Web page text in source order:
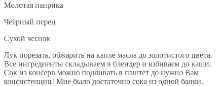
Молотая паприка
Чеёрный перец
Сухой чеснок
Лук порезать, обжарить на капле масла до золотистого цвета.
Все ингредиенты складываем в блендер и взбиваем до каши.
Сок из консерв можно подливать в паштет до нужно Вам
консистенции! Мне было достаточно сока из одной банки.